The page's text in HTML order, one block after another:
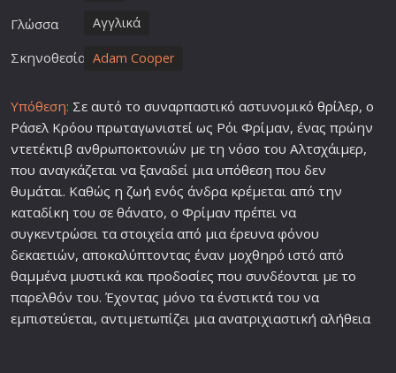
Γλώσσα Αγγλικά
Σκηνοθεσία Adam Cooper
Υπόθεση: Σε αυτό το συναρπαστικό αστυνομικό θρίλερ, ο
Ράσελ Κρόου πρωταγωνιστεί ως Ρόι Φρίμαν, ένας πρώην
ντετέκτιβ ανθρωποκτονιών με τη νόσο του Αλτσχάιμερ,
που αναγκάζεται να ξαναδεί μιαυπόθεση που δεν
θυμάται. Καθώς η ζωή ενός άνδρα κρέμεται από την
καταδίκη του σε θάνατο, ο Φρίμαν πρέπει να
συγκεντρώσει τα στοιχεία από μια έρευνα φόνου
δεκαετιών, αποκαλύπτοντας έναν μοχθηρό ιστό από
θαμμένα μυστικά και προδοσίες που συνδέονται με το
παρελθόν του. Έχοντας μόνο τα ένστικτά του να
εμπιστεύεται, αντιμετωπίζει μια ανατριχιαστική αλήθεια